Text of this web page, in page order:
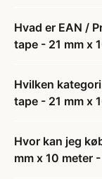
Hvad er EAN /
tape - 21 mm x
Hvilken
tape - 21 mm x
Hvor kan jeg
mm x 10 meter